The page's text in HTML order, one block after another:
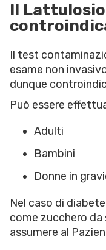
Il
Il test
esame non
dunque
Può essere
Adulti
Bambini
Donne in
Nel caso di
come zucchero
assumere al